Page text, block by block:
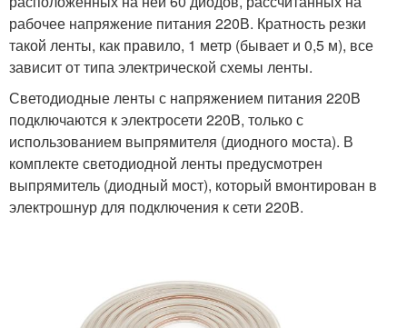
рабочее напряжение питания 220В. Кратность резки
такой ленты, как правило, 1 метр (бывает и 0,5 м), все
зависит от типа электрической схемы ленты.
Светодиодные ленты с напряжением питания 220В
подключаются к электросети 220В, только с
использованием выпрямителя (диодного моста). В
комплекте светодиодной ленты предусмотрен
выпрямитель (диодный мост), который вмонтирован в
электрошнур для подключения к сети 220В.